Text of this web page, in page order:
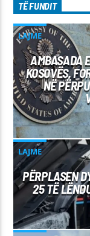
TË FUNDIT
LAJME
AMBASADA
KOSOVËS,
NË
LAJME
PËRPLASEN
25 TË